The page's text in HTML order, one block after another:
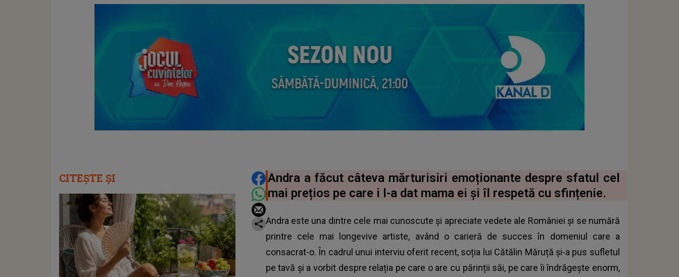
DISTRIBUIE ARTICOLUL
Andra a făcut câteva mărturisiri emoționante despre sfatul cel
mai prețios pe care i l-a dat mama ei și îl respetă cu sfințenie.
Andra este una dintre cele mai cunoscute și apreciate vedete ale României și se numără
printre cele mai longevive artiste, având o carieră de succes în domeniul care a
consacrat-o. În cadrul unui interviu oferit recent, soția lui Cătălin Măruță și-a pus sufletul
pe tavă și a vorbit despre relația pe care o are cu părinții săi, pe care îi îndrăgește enorm,
CITEȘTE ȘI